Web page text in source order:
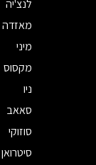
לנצ'יה
מאזדה
מיני
מקסוס
ניו
סאאב
סוזוקי
סיטרואן